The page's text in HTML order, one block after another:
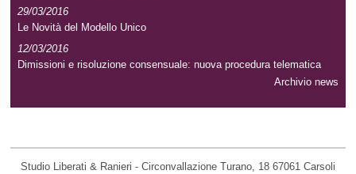
29/03/2016
Le Novità del Modello Unico
12/03/2016
Dimissioni e risoluzione consensuale: nuova procedura telematica
Archivio news
Studio Liberati & Ranieri - Circonvallazione Turano, 18 67061 Carsoli